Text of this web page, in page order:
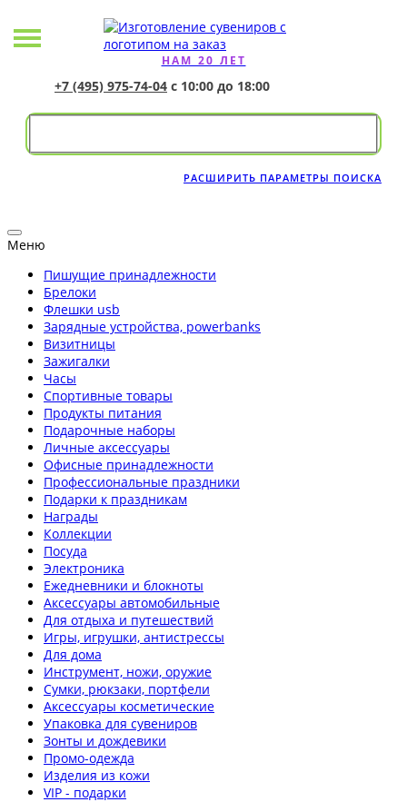
НАМ 20 ЛЕТ
+7 (495) 975-74-04 с 10:00 до 18:00
РАСШИРИТЬ ПАРАМЕТРЫ ПОИСКА
Меню
Пишущие принадлежности
Брелоки
Флешки usb
Зарядные устройства, powerbanks
Визитницы
Зажигалки
Часы
Спортивные товары
Продукты питания
Подарочные наборы
Личные аксессуары
Офисные принадлежности
Профессиональные праздники
Подарки к праздникам
Награды
Коллекции
Посуда
Электроника
Ежедневники и блокноты
Аксессуары автомобильные
Для отдыха и путешествий
Игры, игрушки, антистрессы
Для дома
Инструмент, ножи, оружие
Сумки, рюкзаки, портфели
Аксессуары косметические
Упаковка для сувениров
Зонты и дождевики
Промо-одежда
Изделия из кожи
VIP - подарки